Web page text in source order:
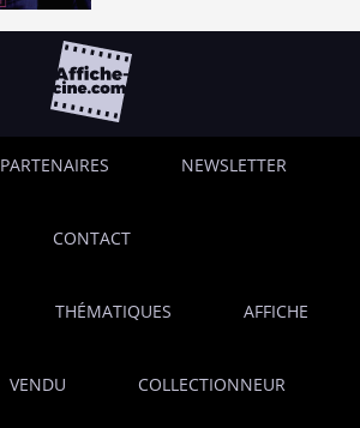
PARTENAIRES NEWSLETTER
CONTACT
THÉMATIQUES AFFICHE
VENDU COLLECTIONNEUR